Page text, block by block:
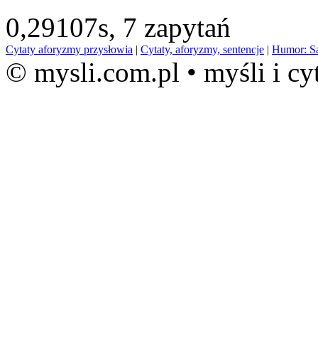
0,29107s, 7 zapytań
Cytaty aforyzmy przysłowia | Cytaty, aforyzmy, sentencje | Humor:
© mysli.com.pl • myśli i